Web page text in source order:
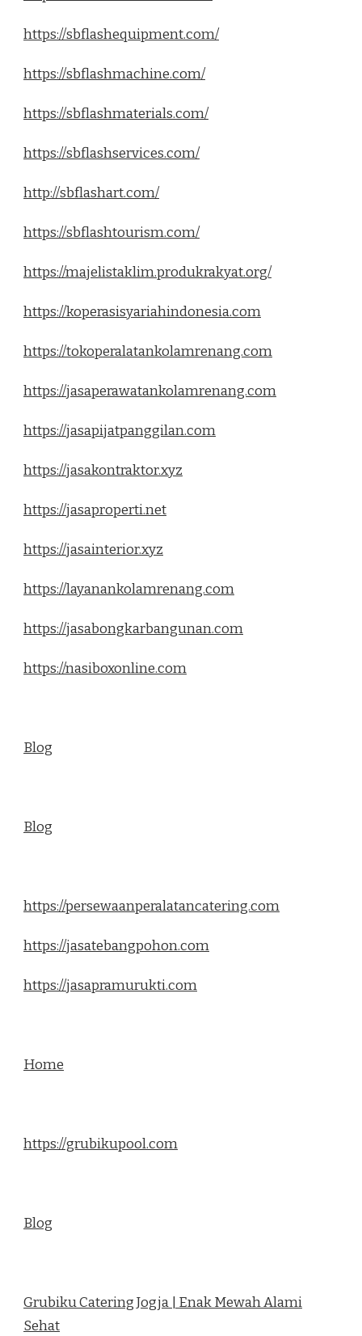
https://sbflashequipment.com/
https://sbflashmachine.com/
https://sbflashmaterials.com/
https://sbflashservices.com/
http://sbflashart.com/
https://sbflashtourism.com/
https://majelistaklim.produkrakyat.org/
https://koperasisyariahindonesia.com
https://tokoperalatankolamrenang.com
https://jasaperawatankolamrenang.com
https://jasapijatpanggilan.com
https://jasakontraktor.xyz
https://jasaproperti.net
https://jasainterior.xyz
https://layanankolamrenang.com
https://jasabongkarbangunan.com
https://nasiboxonline.com
Blog
Blog
https://persewaanperalatancatering.com
https://jasatebangpohon.com
https://jasapramurukti.com
Home
https://grubikupool.com
Blog
Grubiku Catering Jogja | Enak Mewah Alami
Sehat